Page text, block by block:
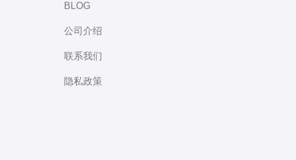
BLOG
公司介绍
联系我们
隐私政策